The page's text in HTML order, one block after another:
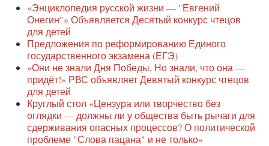
Защита семей
Образование
Наше сопротивление
Регионы
Видео
«Энциклопедия русской жизни — "Евгений
Онегин"» Объявляется Десятый конкурс чтецов
для детей
Предложения по реформированию Единого
государственного экзамена (ЕГЭ)
«Они не знали Дня Победы, Но знали, что она —
придёт!» РВС объявляет Девятый конкурс чтецов
для детей
Круглый стол «Цензура или творчество без
оглядки — должны ли у общества быть рычаги для
сдерживания опасных процессов? О политической
проблеме "Слова пацана" и не только»